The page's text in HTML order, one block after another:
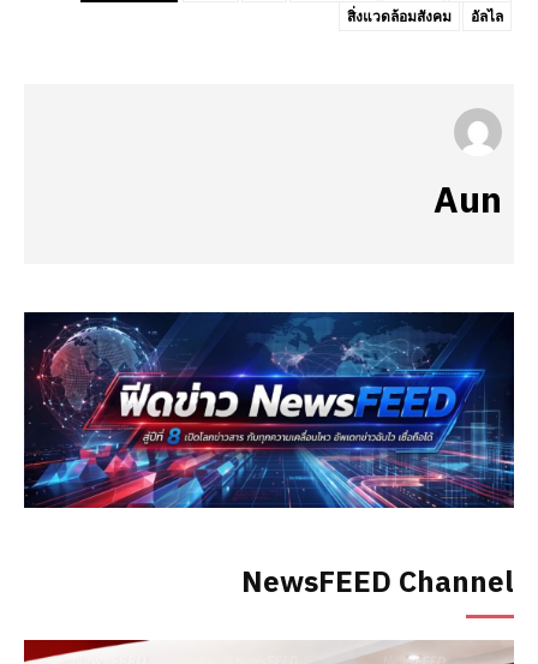
NewsFEED Channel
สิ่งแวดล้อมสังคม
อัลไล
Aun